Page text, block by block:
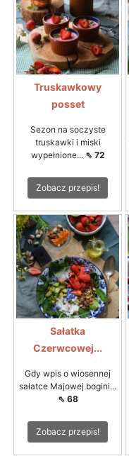
Truskawkowy
posset
Sezon na soczyste
truskawki i miski
wypełnione... ⇖ 72
Zobacz przepis!
Sałatka
Czerwcowej...
Gdy wpis o wiosennej
sałatce Majowej bogini...
⇖ 68
Zobacz przepis!